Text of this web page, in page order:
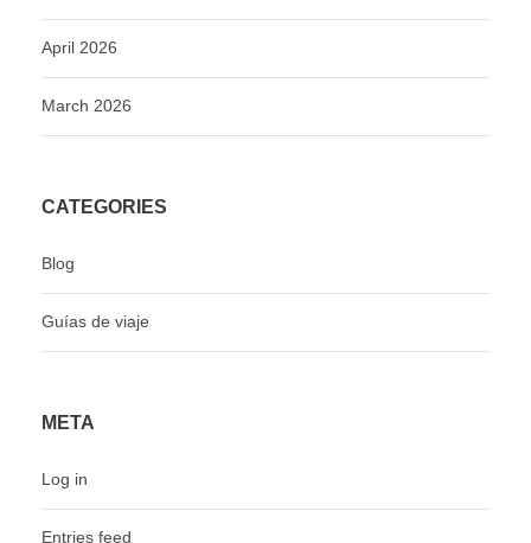
April 2026
March 2026
CATEGORIES
Blog
Guías de viaje
META
Log in
Entries feed